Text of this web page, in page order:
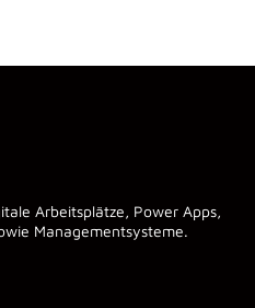
Arbeitsplätze, Power Apps,
Managementsysteme.